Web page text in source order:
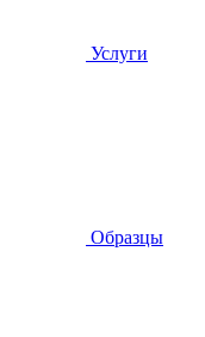
Услуги
Образцы